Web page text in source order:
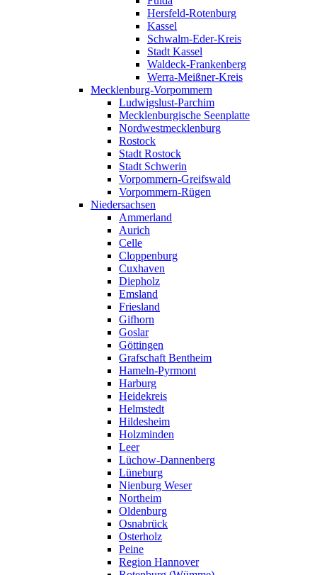
Hersfeld-Rotenburg
Kassel
Schwalm-Eder-Kreis
Stadt Kassel
Waldeck-Frankenberg
Werra-Meißner-Kreis
Mecklenburg-Vorpommern
Ludwigslust-Parchim
Mecklenburgische Seenplatte
Nordwestmecklenburg
Rostock
Stadt Rostock
Stadt Schwerin
Vorpommern-Greifswald
Vorpommern-Rügen
Niedersachsen
Ammerland
Aurich
Celle
Cloppenburg
Cuxhaven
Diepholz
Emsland
Friesland
Gifhorn
Goslar
Göttingen
Grafschaft Bentheim
Hameln-Pyrmont
Harburg
Heidekreis
Helmstedt
Hildesheim
Holzminden
Leer
Lüchow-Dannenberg
Lüneburg
Nienburg Weser
Northeim
Oldenburg
Osnabrück
Osterholz
Peine
Region Hannover